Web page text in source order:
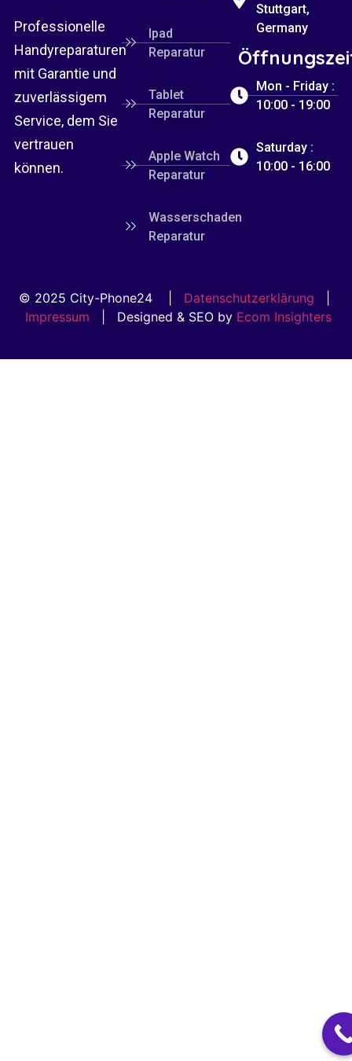
Professionelle
Handyreparaturen
mit Garantie und
zuverlässigem
Service, dem Sie
vertrauen
können.
Ipad
Reparatur
Tablet
Reparatur
Apple Watch
Reparatur
Wasserschaden
Reparatur
Stuttgart,
Germany
Mon - Friday :
10:00 - 19:00
Saturday :
10:00 - 16:00
© 2025 City-Phone24 | Datenschutzerklärung
Impressum | Designed & SEO by Ecom Insighters